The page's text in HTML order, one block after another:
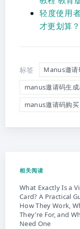
轻度使用
才更划算？
标签 Manus邀请
manus邀请码生成
manus邀请码购买
相关阅读
What Exactly Is a
Card? A Practical
How They Work,
They’re For, and
Need One